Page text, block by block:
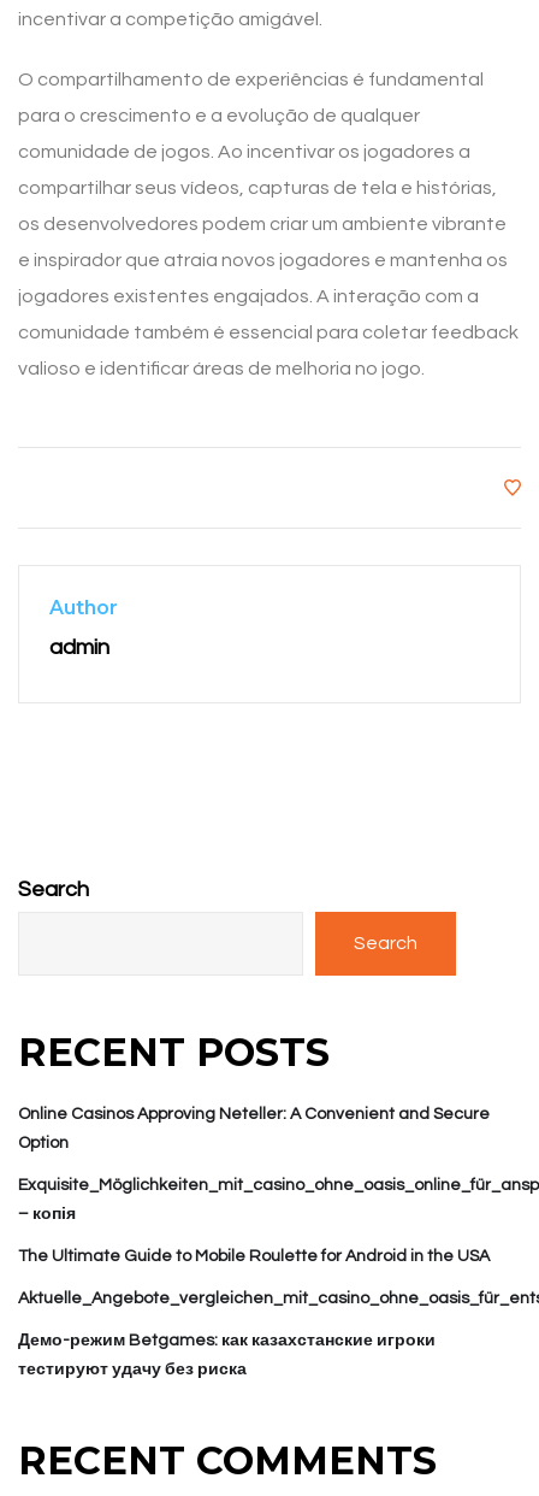
incentivar a competição amigável.
O compartilhamento de experiências é fundamental
para o crescimento e a evolução de qualquer
comunidade de jogos. Ao incentivar os jogadores a
compartilhar seus vídeos, capturas de tela e histórias,
os desenvolvedores podem criar um ambiente vibrante
e inspirador que atraia novos jogadores e mantenha os
jogadores existentes engajados. A interação com a
comunidade também é essencial para coletar feedback
valioso e identificar áreas de melhoria no jogo.
Author
admin
Search
Search
RECENT POSTS
Online Casinos Approving Neteller: A Convenient and Secure
Option
– копія
The Ultimate Guide to Mobile Roulette for Android in the USA
Демо-режим Betgames: как казахстанские игроки
тестируют удачу без риска
RECENT COMMENTS